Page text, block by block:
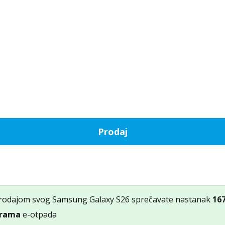
Prodaj
svog Samsung Galaxy S26 sprečavate nastanak
e-otpada